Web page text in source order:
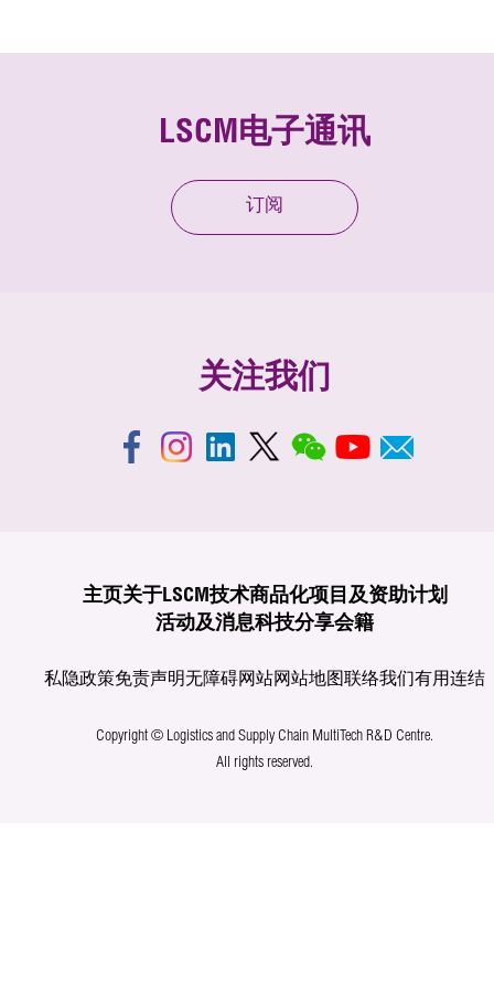
LSCM电子通讯
订阅
关注我们
主页关于LSCM技术商品化项目及资助计划
活动及消息科技分享会籍
私隐政策免责声明无障碍网站网站地图联络我们有用连结
Copyright © Logistics and Supply Chain MultiTech R&D Centre.
All rights reserved.